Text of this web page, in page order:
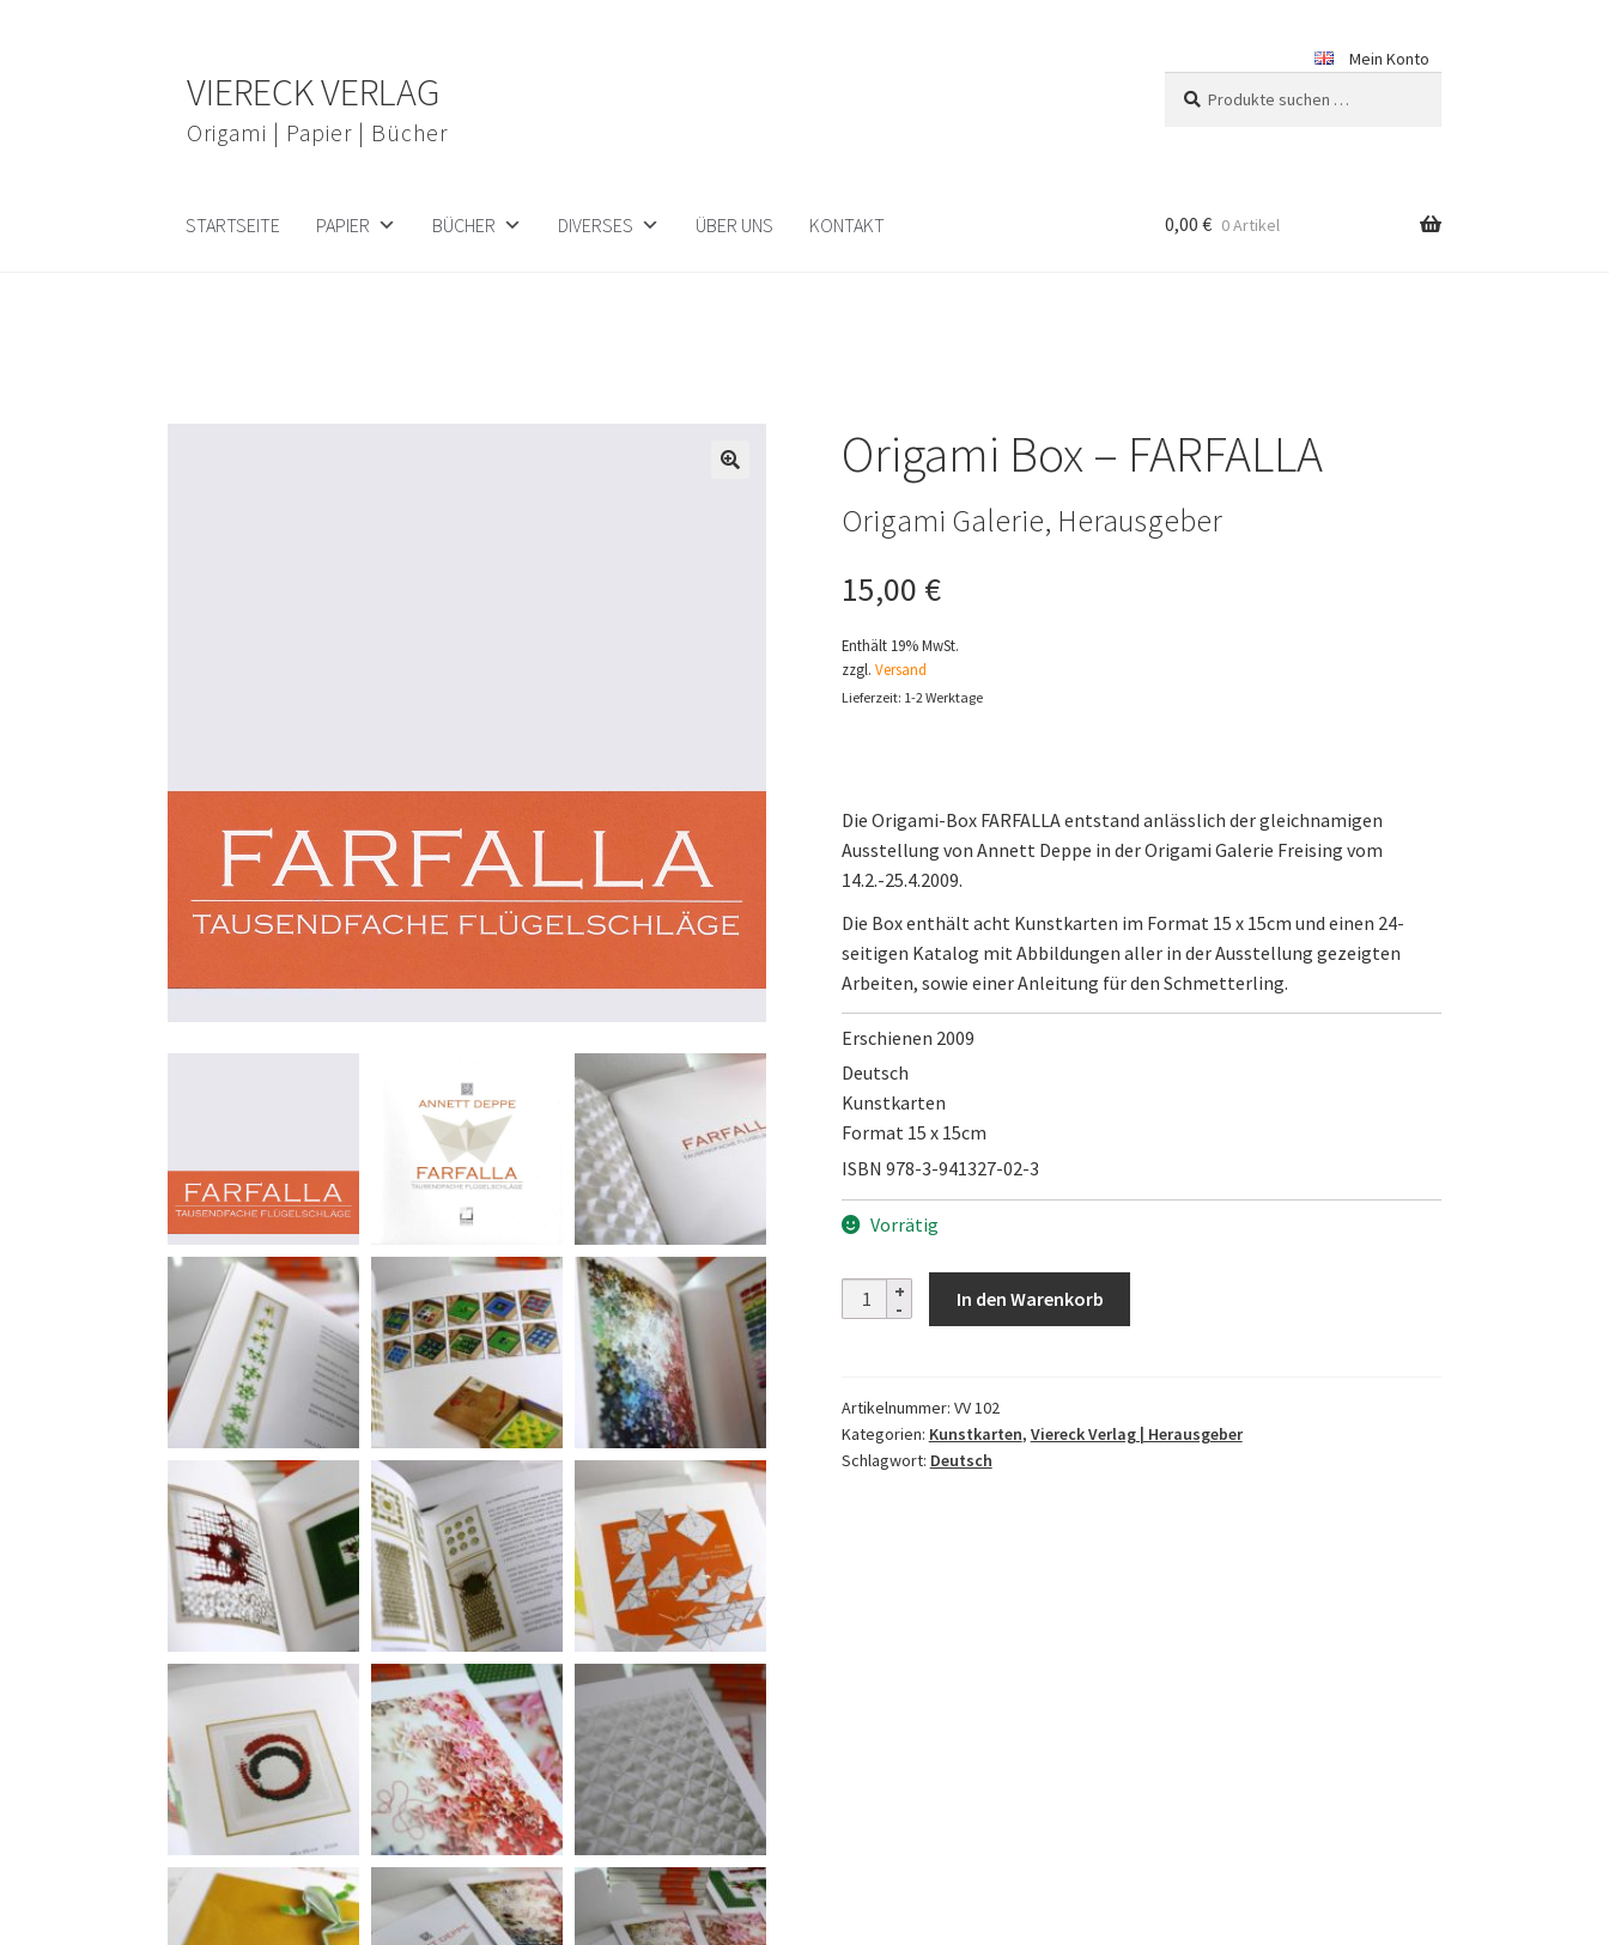
Navigation
springen
Inhalt
springen
VIERECK VERLAG
Origami | Papier | Bücher
Mein Konto
nach:
STARTSEITE PAPIER BÜCHER DIVERSES ÜBER UNS KONTAKT 0,00 € 0 Artikel
Origami Box – FARFALLA
Origami Galerie, Herausgeber
15,00 €
Enthält 19% MwSt.
zzgl. Versand
Lieferzeit: 1-2 Werktage
Die Origami-Box FARFALLA entstand anlässlich der gleichnamigen
Ausstellung von Annett Deppe in der Origami Galerie Freising vom
14.2.-25.4.2009.
Die Box enthält acht Kunstkarten im Format 15 x 15cm und einen 24-
seitigen Katalog mit Abbildungen aller in der Ausstellung gezeigten
Arbeiten, sowie einer Anleitung für den Schmetterling.
Erschienen 2009
Deutsch
Kunstkarten
Format 15 x 15cm
ISBN 978-3-941327-02-3
Vorrätig
Origami
Box
Menge
In den Warenkorb
Artikelnummer: VV 102
Kategorien: Kunstkarten, Viereck Verlag | Herausgeber
Schlagwort: Deutsch